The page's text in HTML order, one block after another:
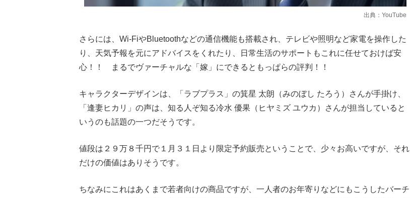
出典： YouTube
さらには、Wi-FiやBluetoothなどの通信機能も搭載され、テレビや照明など家電を操作した
り、天気予報を元にアドバイスをくれたり、日常生活のサポートもこれに任せておけば安
心！！ まるでヴァーチャルな「嫁」にできるともっぱらの評判！！
キャラクターデザインは、「ラブプラス」の箕星 太朗（みのぼし たろう）さんが手掛け、
「逢妻ヒカリ」の声は、知る人ぞ知る冷水 優果（ヒヤミズ ユウカ）さんが担当していると
いうのも話題の一つだそうです。
値段は２９万８千円で１月３１日より限定予約販売ということで、少々お高いですが、それ
だけの価値はありそうです。
ちなみにこれはあくまで若者向けの商品ですが、一人者のお年寄りなどにもこうしたバーチ